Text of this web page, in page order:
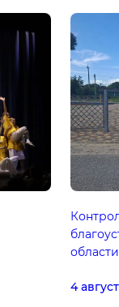
области
4